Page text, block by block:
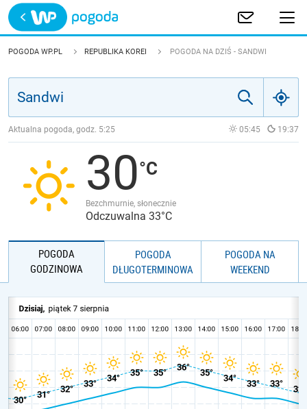
Trwa ładowanie
POLSKA
JAKOŚĆ POWIETRZA
POGODA WP.PL REPUBLIKA KOREI POGODA NA DZIŚ - SANDWI
Aktualna pogoda, godz. 5:25 05:45 19:37
30
Bezchmurnie, słonecznie
Odczuwalna 33°C
POGODA
GODZINOWA
POGODA
DŁUGOTERMINOWA
POGODA NA
WEEKEND